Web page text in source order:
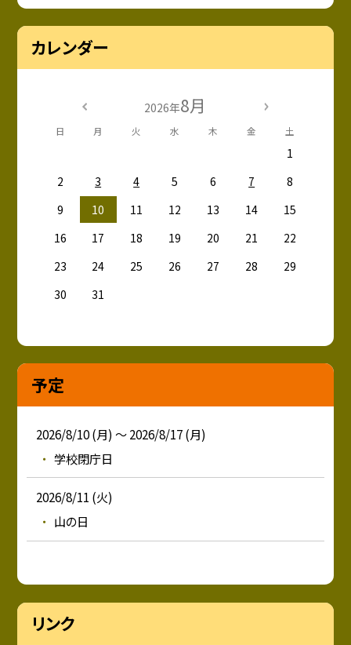
カレンダー
2026年8月
日 月 火 水 木 金 土
1
2
3 4 5 6 7
8
9
10 11 12 13 14
15
16
17 18 19 20 21
22
23
24 25 26 27 28
29
30
31
予定
2026/8/10 (月) ～ 2026/8/17 (月)
学校閉庁日
2026/8/11 (火)
山の日
リンク